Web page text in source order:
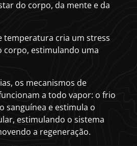
do corpo, da mente e da
temperatura cria um stress
corpo, estimulando uma
os mecanismos de
a todo vapor: o frio
sanguínea e estimula o
estimulando o sistema
a regeneração.